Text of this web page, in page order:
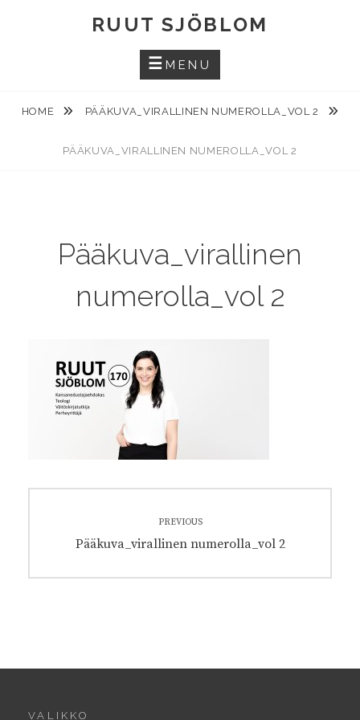
RUUT SJÖBLOM
MENU
HOME PÄÄKUVA_VIRALLINEN NUMEROLLA_VOL 2
PÄÄKUVA_VIRALLINEN NUMEROLLA_VOL 2
Pääkuva_virallinen
numerolla_vol 2
selaus
PREVIOUS
Previous
Pääkuva_virallinen numerolla_vol 2
VALIKKO